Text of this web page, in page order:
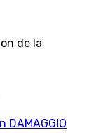
de la
DAMAGGIO